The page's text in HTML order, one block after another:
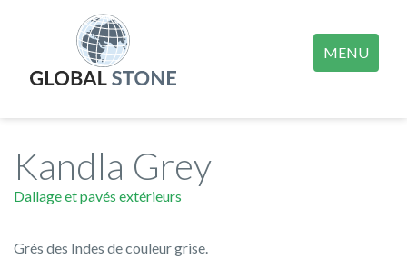
MENU
Kandla Grey
Dallage et pavés extérieurs
Grés des Indes de couleur grise.